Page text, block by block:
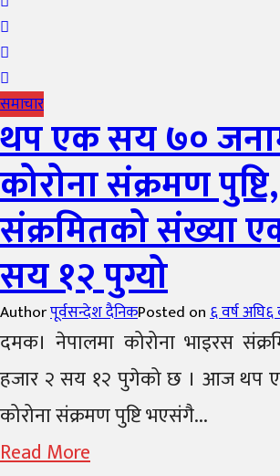
समाचार
थप एक सय ७०
कोरोना संक्रमण पुष्टि,
संक्रमितको संख्या
सय १२ पुग्यो
Authorपूर्वसन्देश दैनिकPosted on६ वर्ष अघि६
दमक। नेपालमा कोरोना भाइरस
हजार २ सय १२ पुगेको छ । आज थप
कोरोना संक्रमण पुष्टि भएसंगै...
Read More